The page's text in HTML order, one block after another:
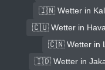
🇮🇳 Wetter in
🇨🇺 Wetter in
🇨🇳 Wetter in
🇮🇩 Wetter in